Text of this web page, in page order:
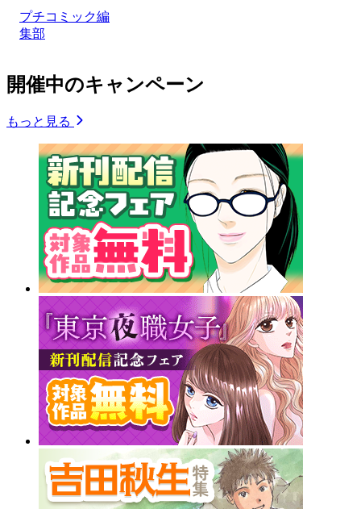
プチコミック編
集部
開催中のキャンペーン
もっと見る